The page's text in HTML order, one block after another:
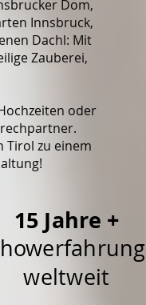
Dom,
Innsbruck,
Dachl: Mit
Zauberei,
oder
Tirol zu einem
15 Jahre +
weltweit